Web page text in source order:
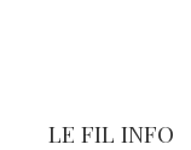
LE FIL INFO